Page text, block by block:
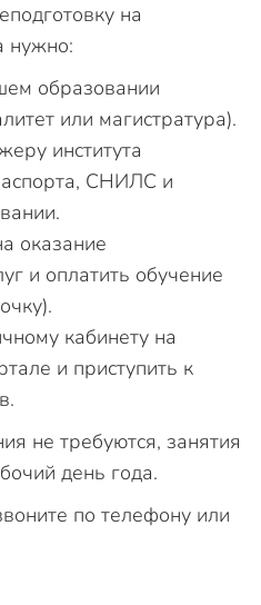
на
нужно:
образовании
или магистратура).
института
СНИЛС и
оказание
и оплатить обучение
кабинету на
и приступить к
не требуются, занятия
день года.
по телефону или